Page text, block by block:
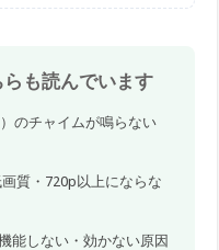
も読んでいます
のチャイムが鳴らない
質・720p以上にならな
能しない・効かない原因